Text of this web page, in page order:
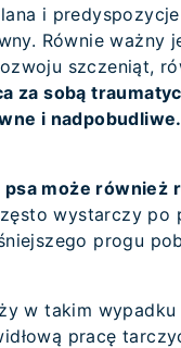
i
Równie ważny
szczeniąt,
za sobą
i nadpobudliwe.
psa może
wystarczy po
progu
w takim
pracę